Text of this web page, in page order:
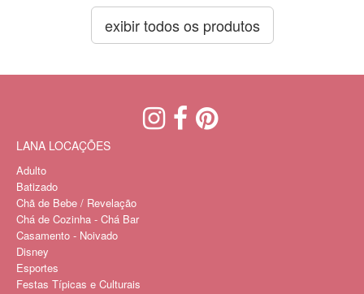
exibir todos os produtos
LANA LOCAÇÕES
Adulto
Batizado
Chã de Bebe / Revelação
Chá de Cozinha - Chá Bar
Casamento - Noivado
Disney
Esportes
Festas Típicas e Culturais